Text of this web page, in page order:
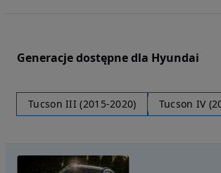
Generacje dostępne dla Hyundai
Tucson III (2015-2020) Tucson IV